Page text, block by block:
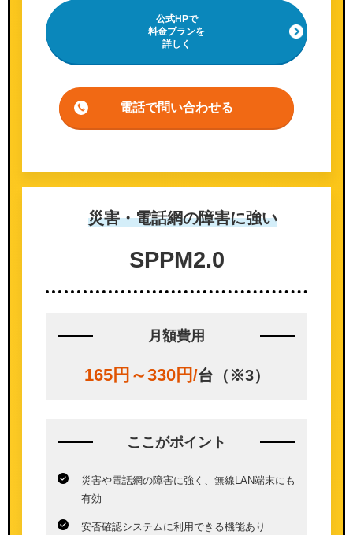
公式HPで
料金プランを
詳しく
電話で問い合わせる
災害・電話網の障害に強い
SPPM2.0
月額費用
165円～330円/台（※3）
ここがポイント
災害や電話網の障害に強く、無線LAN端末にも
有効
安否確認システムに利用できる機能あり